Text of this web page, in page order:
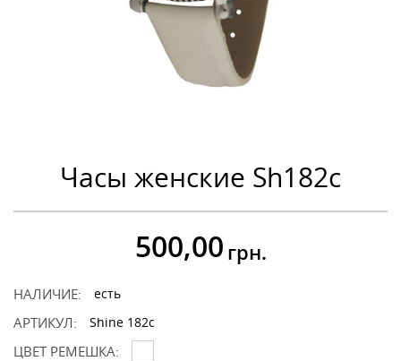
Часы женские Sh182c
500,00 грн.
НАЛИЧИЕ: есть
АРТИКУЛ: Shine 182c
ЦВЕТ РЕМЕШКА: